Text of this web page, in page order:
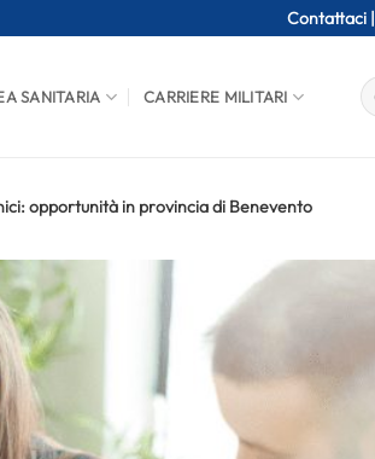
Contattaci |
SANITARIA CARRIERE MILITARI
opportunità in provincia di Benevento